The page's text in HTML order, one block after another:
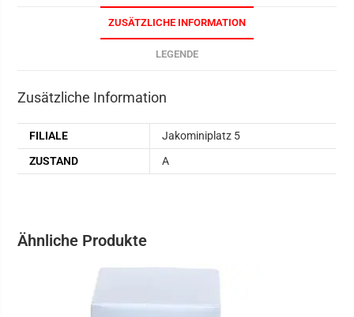
ZUSÄTZLICHE INFORMATION
LEGENDE
Zusätzliche Information
FILIALE
Jakominiplatz 5
ZUSTAND
A
Ähnliche Produkte